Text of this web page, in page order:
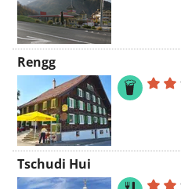
Rengg
Tschudi Hui